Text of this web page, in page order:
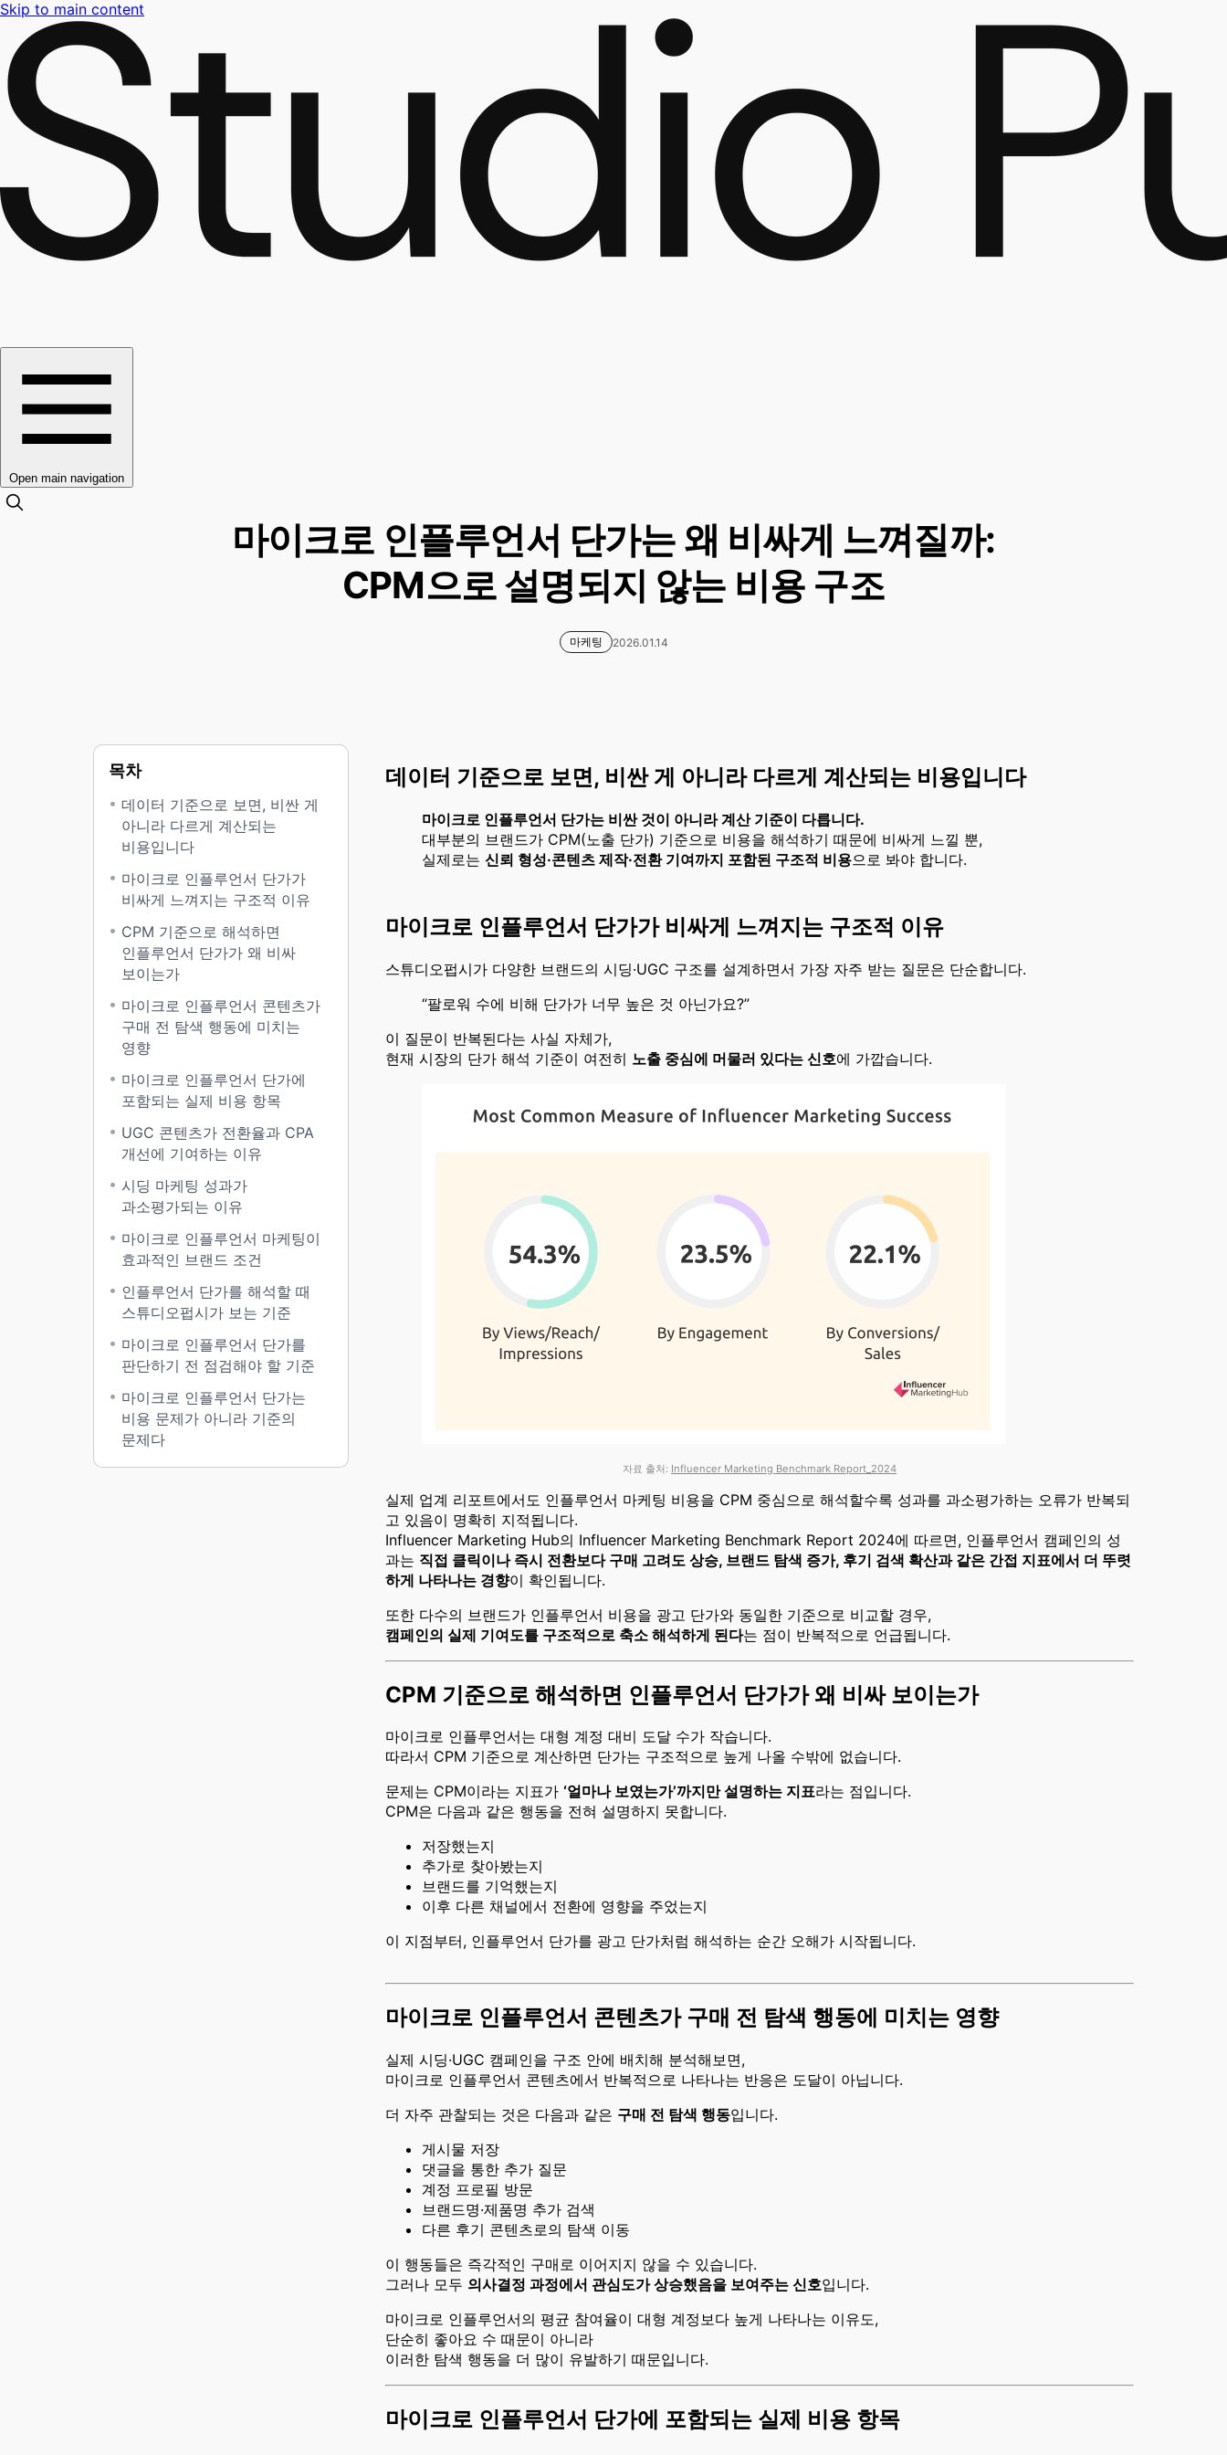
Skip to main content
Open main navigation
마이크로 인플루언서 단가는 왜 비싸게 느껴질까:
CPM으로 설명되지 않는 비용 구조
마케팅 2026.01.14
목차
데이터 기준으로 보면, 비싼 게
아니라 다르게 계산되는
비용입니다
마이크로 인플루언서 단가가
비싸게 느껴지는 구조적 이유
CPM 기준으로 해석하면
인플루언서 단가가 왜 비싸
보이는가
마이크로 인플루언서 콘텐츠가
구매 전 탐색 행동에 미치는
영향
마이크로 인플루언서 단가에
포함되는 실제 비용 항목
UGC 콘텐츠가 전환율과 CPA
개선에 기여하는 이유
시딩 마케팅 성과가
과소평가되는 이유
마이크로 인플루언서 마케팅이
효과적인 브랜드 조건
인플루언서 단가를 해석할 때
스튜디오펍시가 보는 기준
마이크로 인플루언서 단가를
판단하기 전 점검해야 할 기준
마이크로 인플루언서 단가는
비용 문제가 아니라 기준의
문제다
데이터 기준으로 보면, 비싼 게 아니라 다르게 계산되는 비용입니다
마이크로 인플루언서 단가는 비싼 것이 아니라 계산 기준이 다릅니다.
대부분의 브랜드가 CPM(노출 단가) 기준으로 비용을 해석하기 때문에 비싸게 느낄 뿐,
실제로는 신뢰 형성·콘텐츠 제작·전환 기여까지 포함된 구조적 비용으로 봐야 합니다.
마이크로 인플루언서 단가가 비싸게 느껴지는 구조적 이유
스튜디오펍시가 다양한 브랜드의 시딩·UGC 구조를 설계하면서 가장 자주 받는 질문은 단순합니다.
“팔로워 수에 비해 단가가 너무 높은 것 아닌가요?”
이 질문이 반복된다는 사실 자체가,
현재 시장의 단가 해석 기준이 여전히 노출 중심에 머물러 있다는 신호에 가깝습니다.
자료 출처: Influencer Marketing Benchmark Report_2024
실제 업계 리포트에서도 인플루언서 마케팅 비용을 CPM 중심으로 해석할수록 성과를 과소평가하는 오류가 반복되
고 있음이 명확히 지적됩니다.
Influencer Marketing Hub의 Influencer Marketing Benchmark Report 2024에 따르면, 인플루언서 캠페인의 성
과는 직접 클릭이나 즉시 전환보다 구매 고려도 상승, 브랜드 탐색 증가, 후기 검색 확산과 같은 간접 지표에서 더 뚜렷
하게 나타나는 경향이 확인됩니다.
또한 다수의 브랜드가 인플루언서 비용을 광고 단가와 동일한 기준으로 비교할 경우,
캠페인의 실제 기여도를 구조적으로 축소 해석하게 된다는 점이 반복적으로 언급됩니다.
CPM 기준으로 해석하면 인플루언서 단가가 왜 비싸 보이는가
마이크로 인플루언서는 대형 계정 대비 도달 수가 작습니다.
따라서 CPM 기준으로 계산하면 단가는 구조적으로 높게 나올 수밖에 없습니다.
문제는 CPM이라는 지표가 ‘얼마나 보였는가’까지만 설명하는 지표라는 점입니다.
CPM은 다음과 같은 행동을 전혀 설명하지 못합니다.
저장했는지
추가로 찾아봤는지
브랜드를 기억했는지
이후 다른 채널에서 전환에 영향을 주었는지
이 지점부터, 인플루언서 단가를 광고 단가처럼 해석하는 순간 오해가 시작됩니다.
마이크로 인플루언서 콘텐츠가 구매 전 탐색 행동에 미치는 영향
실제 시딩·UGC 캠페인을 구조 안에 배치해 분석해보면,
마이크로 인플루언서 콘텐츠에서 반복적으로 나타나는 반응은 도달이 아닙니다.
더 자주 관찰되는 것은 다음과 같은 구매 전 탐색 행동입니다.
게시물 저장
댓글을 통한 추가 질문
계정 프로필 방문
브랜드명·제품명 추가 검색
다른 후기 콘텐츠로의 탐색 이동
이 행동들은 즉각적인 구매로 이어지지 않을 수 있습니다.
그러나 모두 의사결정 과정에서 관심도가 상승했음을 보여주는 신호입니다.
마이크로 인플루언서의 평균 참여율이 대형 계정보다 높게 나타나는 이유도,
단순히 좋아요 수 때문이 아니라
이러한 탐색 행동을 더 많이 유발하기 때문입니다.
마이크로 인플루언서 단가에 포함되는 실제 비용 항목